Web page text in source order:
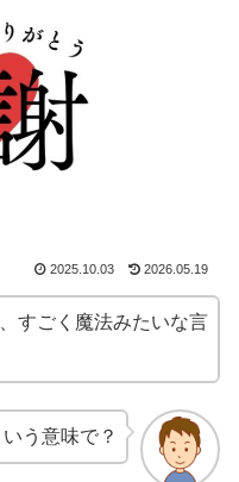
2025.10.03 2026.05.19
すごく魔法みたいな言
う意味で？